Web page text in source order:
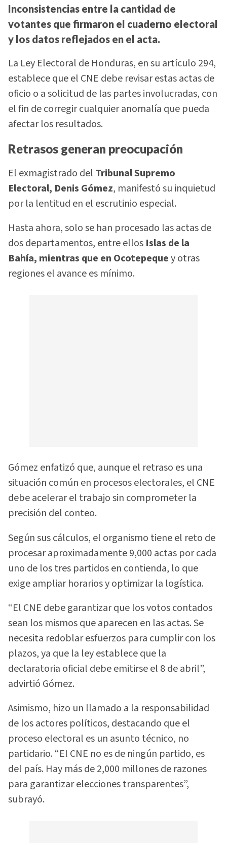
Inconsistencias entre la cantidad de
votantes que firmaron el cuaderno electoral
y los datos reflejados en el acta.
La Ley Electoral de Honduras, en su artículo 294,
establece que el CNE debe revisar estas actas de
oficio o a solicitud de las partes involucradas, con
el fin de corregir cualquier anomalía que pueda
afectar los resultados.
Retrasos generan preocupación
El exmagistrado del Tribunal Supremo
Electoral, Denis Gómez, manifestó su inquietud
por la lentitud en el escrutinio especial.
Hasta ahora, solo se han procesado las actas de
dos departamentos, entre ellos Islas de la
Bahía, mientras que en Ocotepequey otras
regiones el avance es mínimo.
Gómez enfatizó que, aunque el retraso es una
situación común en procesos electorales, el CNE
debe acelerar el trabajo sin comprometer la
precisión del conteo.
Según sus cálculos, el organismo tiene el reto de
procesar aproximadamente 9,000 actas por cada
uno de los tres partidos en contienda, lo que
exige ampliar horarios y optimizar la logística.
“El CNE debe garantizar que los votos contados
sean los mismos que aparecen en las actas. Se
necesita redoblar esfuerzos para cumplir con los
plazos, ya que la ley establece que la
declaratoria oficial debe emitirse el 8 de abril”,
advirtió Gómez.
Asimismo, hizo un llamado a la responsabilidad
de los actores políticos, destacando que el
proceso electoral es un asunto técnico, no
partidario. “El CNE no es de ningún partido, es
del país. Hay más de 2,000 millones de razones
para garantizar elecciones transparentes”,
subrayó.